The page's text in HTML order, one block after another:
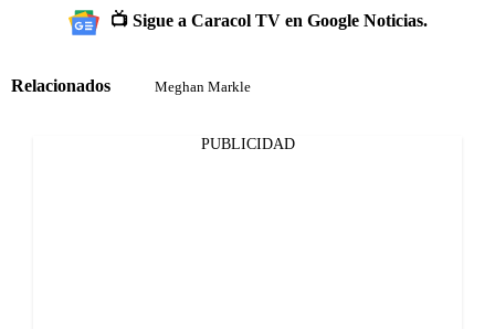
📺 Sigue a Caracol TV en Google Noticias.
Relacionados Meghan Markle
PUBLICIDAD